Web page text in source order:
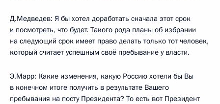
Д.Медведев: Я бы хотел доработать сначала этот срок
и посмотреть, что будет. Такого рода планы об избрании
на следующий срок имеет право делать только тот человек,
который считает успешным своё пребывание у власти.
Э.Марр: Какие изменения, какую Россию хотели бы Вы
в конечном итоге получить в результате Вашего
пребывания на посту Президента? То есть вот Президент